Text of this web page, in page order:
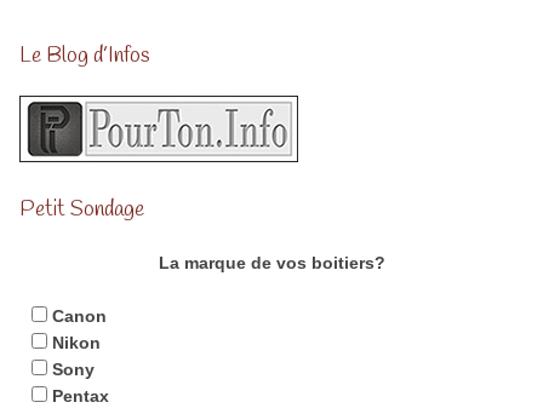
Le Blog d’Infos
Petit Sondage
La marque de vos boitiers?
Canon
Nikon
Sony
Pentax